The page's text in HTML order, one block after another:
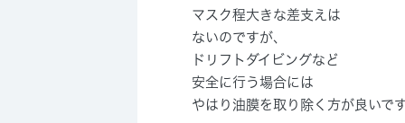
マスク程大きな差支えは
ないのですが、
ドリフトダイビングなど
安全に行う場合には
やはり油膜を取り除く方が良いで